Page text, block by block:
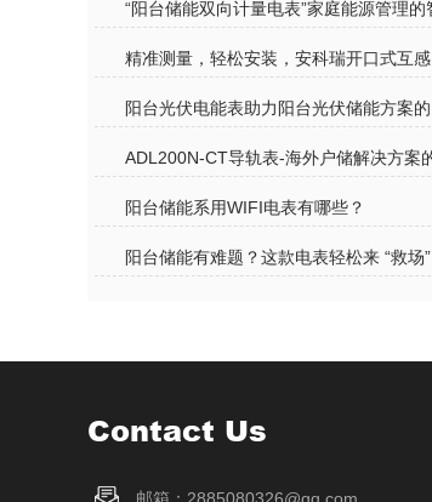
阳台储能系用WIFI电表有哪些？
阳台储能有难题？这款电表轻松来 “救场”
Contact Us